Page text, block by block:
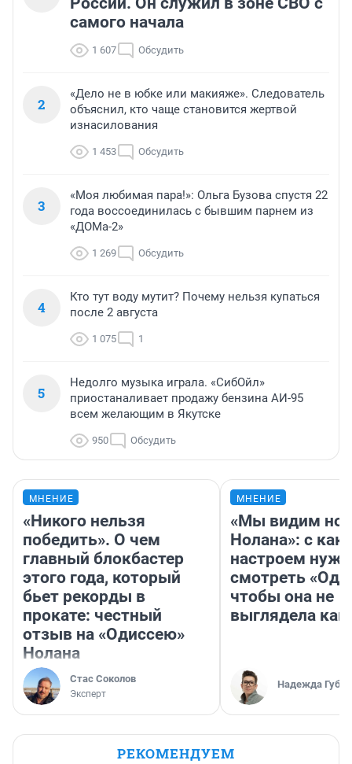
самого начала
1 607 Обсудить
2
«Дело не в юбке или макияже». Следователь
объяснил, кто чаще становится жертвой
изнасилования
1 453 Обсудить
3
«Моя любимая пара!»: Ольга Бузова спустя 22
года воссоединилась с бывшим парнем из
«ДОМа-2»
1 269 Обсудить
4
Кто тут воду мутит? Почему нельзя купаться
после 2 августа
1 075 1
5
Недолго музыка играла. «СибОйл»
приостаналивает продажу бензина АИ-95
всем желающим в Якутске
950 Обсудить
МНЕНИЕ
«Никого нельзя
победить». О чем
главный блокбастер
этого года, который
бьет рекорды в
прокате: честный
отзыв на «Одиссею»
Нолана
Стас Соколов
Эксперт
МНЕНИЕ
«Мы видим
Нолана»: с
настроем
смотреть
чтобы она не
выглядела как
Надежда
РЕКОМЕНДУЕМ